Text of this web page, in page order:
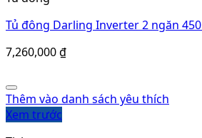
Thêm vào danh sách yêu thích
Xem trước
Tủ đông Darling 2 ngăn 680L DMF-